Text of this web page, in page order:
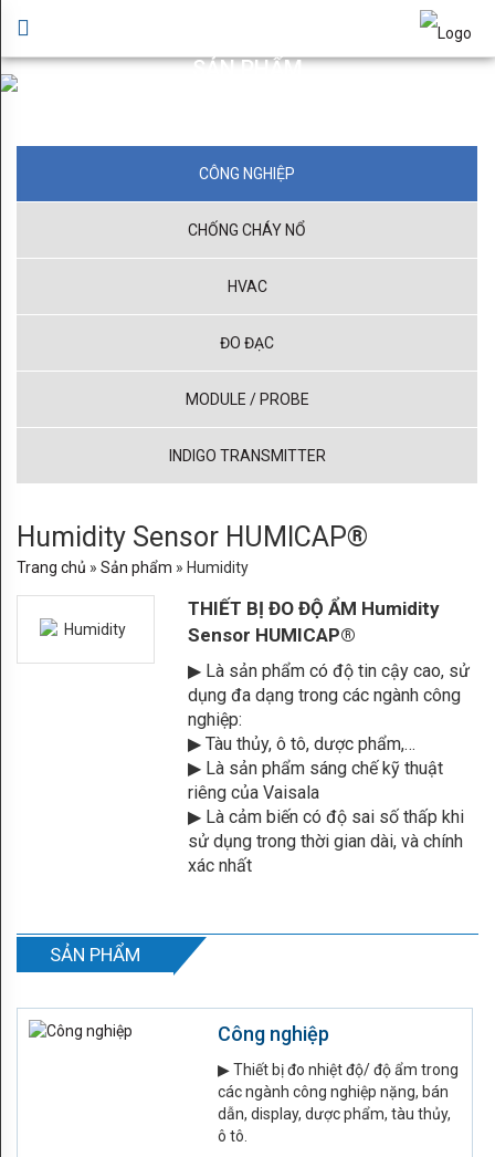
× THIỆU
chào
dẫn
Data
centers
của
dioxide
SẢN PHẨM
CÔNG NGHIỆP
CHỐNG CHÁY NỔ
HVAC
ĐO ĐẠC
MODULE / PROBE
INDIGO TRANSMITTER
Humidity Sensor HUMICAP®
Trang chủ » Sản phẩm » Humidity
THIẾT BỊ ĐO ĐỘ ẨM Humidity
Sensor HUMICAP®
▶ Là sản phẩm có độ tin cậy cao, sử
dụng đa dạng trong các ngành công
nghiệp:
▶ Tàu thủy, ô tô, dược phẩm,…
▶ Là sản phẩm sáng chế kỹ thuật
riêng của Vaisala
▶ Là cảm biến có độ sai số thấp khi
sử dụng trong thời gian dài, và chính
xác nhất
SẢN PHẨM
Công nghiệp
▶ Thiết bị đo nhiệt độ/ độ ẩm trong
các ngành công nghiệp nặng, bán
dẫn, display, dược phẩm, tàu thủy,
ô tô.